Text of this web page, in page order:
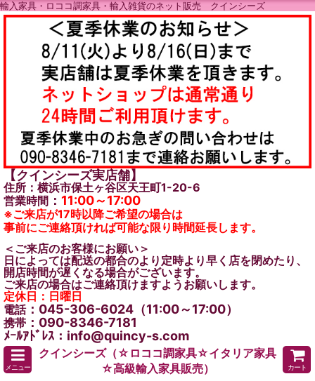
輸入家具・ロココ調家具・輸入雑貨のネット販売 クインシーズ
【クインシーズ実店舗】
住所：横浜市保土ヶ谷区天王町1-20-6
営業時間 ： 11:00～17:00
※ご来店が17時以降ご希望の場合は
事前にご連絡頂ければ可能な限り時間延長します。
＜ご来店のお客様にお願い＞
日によっては配送の都合のより定時より早く店を閉めたり、
開店時間が遅くなる場合がございます。
ご来店の場合はご連絡頂けますようお願いします。
定休日：日曜日
電話：045-306-6024（11:00～17:00）
携帯 ：090-8346-7181
ﾒｰﾙｱﾄﾞﾚｽ：info@quincy-s.com
メニュー
クインシーズ（☆ロココ調家具☆イタリア家具
☆高級輸入家具販売）
カート